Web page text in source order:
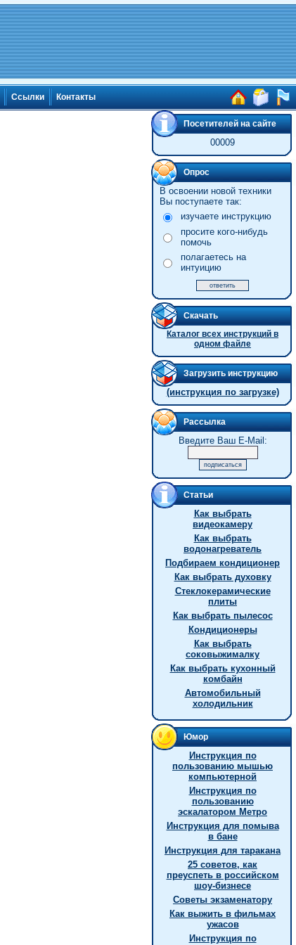
Ссылки Контакты
Посетителей на сайте
00009
Опрос
В освоении новой техники
Вы поступаете так:
изучаете инструкцию
просите кого-нибудь
помочь
полагаетесь на
интуицию
Скачать
Каталог всех инструкций в
одном файле
Загрузить инструкцию
(инструкция по загрузке)
Рассылка
Введите Ваш E-Mail:
Статьи
Как выбрать
видеокамеру
Как выбрать
водонагреватель
Подбираем кондиционер
Как выбрать духовку
Стеклокерамические
плиты
Как выбрать пылесос
Кондиционеры
Как выбрать
соковыжималку
Как выбрать кухонный
комбайн
Автомобильный
холодильник
Юмор
Инструкция по
пользованию мышью
компьютерной
Инструкция по
пользованию
эскалатором Метро
Инструкция для помыва
в бане
Инструкция для таракана
25 советов, как
преуспеть в российском
шоу-бизнесе
Советы экзаменатору
Как выжить в фильмах
ужасов
Инструкция по